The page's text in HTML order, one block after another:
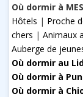
Où dormir à
Hôtels | Proche
chers | Animaux
Auberge de
Où dormir au
Où dormir à
Où dormir à